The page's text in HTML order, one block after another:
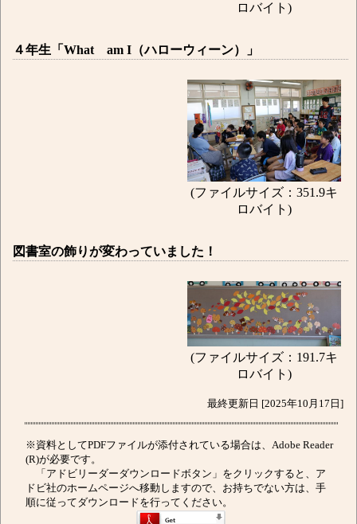
ロバイト)
４年生「What am I（ハローウィーン）」
(ファイルサイズ：351.9キ
ロバイト)
図書室の飾りが変わっていました！
(ファイルサイズ：191.7キ
ロバイト)
最終更新日 [2025年10月17日]
※資料としてPDFファイルが添付されている場合は、Adobe Reader
(R)が必要です。
「アドビリーダーダウンロードボタン」をクリックすると、ア
ドビ社のホームページへ移動しますので、お持ちでない方は、手
順に従ってダウンロードを行ってください。